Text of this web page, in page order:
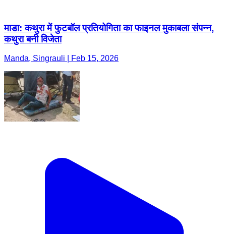
माडा: कथुरा में फुटबॉल प्रतियोगिता का फाइनल मुकाबला संपन्न,
कथुरा बनी विजेता
Manda, Singrauli | Feb 15, 2026